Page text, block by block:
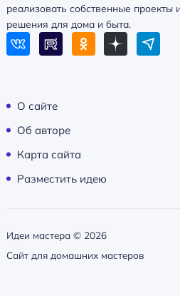
реализовать собственные проекты
решения для дома и быта.
О сайте
Об авторе
Карта сайта
Разместить идею
Идеи мастера © 2026
Сайт для домашних мастеров